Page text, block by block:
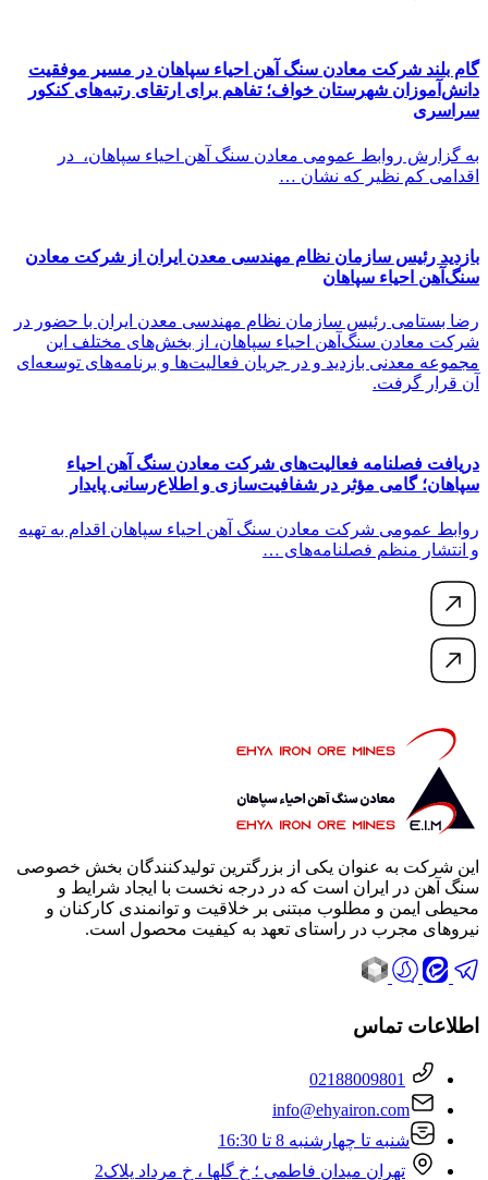
گام بلند شرکت معادن سنگ آهن احیاء سپاهان در مسیر موفقیت
دانش‌آموزان شهرستان خواف؛ تفاهم برای ارتقای رتبه‌های کنکور
سراسری
به گزارش روابط عمومی معادن سنگ آهن احیاء سپاهان، در
اقدامی کم نظیر که نشان …
بازدید رئیس سازمان نظام مهندسی معدن ایران از شرکت معادن
سنگ‌آهن احیاء سپاهان
رضا بستامی رئیس سازمان نظام مهندسی معدن ایران با حضور در
شرکت معادن سنگ‌آهن احیاء سپاهان، از بخش‌های مختلف این
مجموعه معدنی بازدید و در جریان فعالیت‌ها و برنامه‌های توسعه‌ای
آن قرار گرفت.
دریافت فصلنامه فعالیت‌های شرکت معادن سنگ آهن احیاء
سپاهان؛ گامی مؤثر در شفافیت‌سازی و اطلاع‌رسانی پایدار
روابط عمومی شرکت معادن سنگ آهن احیاء سپاهان اقدام به تهیه
و انتشار منظم فصلنامه‌های …
این شرکت به عنوان یکی از بزرگترین تولیدکنندگان بخش خصوصی
سنگ آهن در ایران است که در درجه نخست با ایجاد شرایط و
محیطی ایمن و مطلوب مبتنی بر خلاقیت و توانمندی کارکنان و
نیروهای مجرب در راستای تعهد به کیفیت محصول است.
اطلاعات تماس
02188009801
info@ehyairon.com
شنبه تا چهارشنبه 8 تا 16:30
تهران میدان فاطمی ؛ خ گلها ، خ مرداد پلاک2